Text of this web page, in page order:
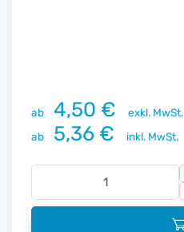
ab 4,50 €
exkl. MwSt.
ab
5,36 € inkl. MwSt.